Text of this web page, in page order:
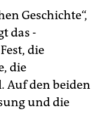
Geschichte“,
das
die
die
Auf den beiden
und die